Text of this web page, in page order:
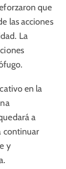
que
las acciones
La
en la
a
continuar
y